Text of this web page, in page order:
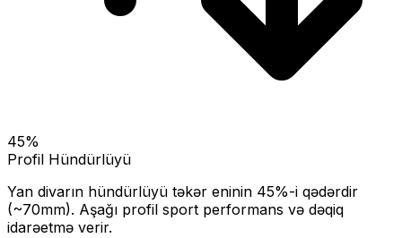
45%
Profil Hündürlüyü
Yan divarın hündürlüyü təkər eninin 45%-i qədərdir
(~70mm). Aşağı profil sport performans və dəqiq
idarəetmə verir.